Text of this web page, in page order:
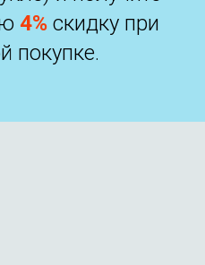
4% скидку при
покупке.